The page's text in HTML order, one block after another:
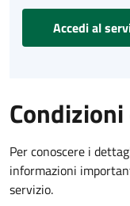
Accedi al
Per conoscere i
informazioni
servizio.